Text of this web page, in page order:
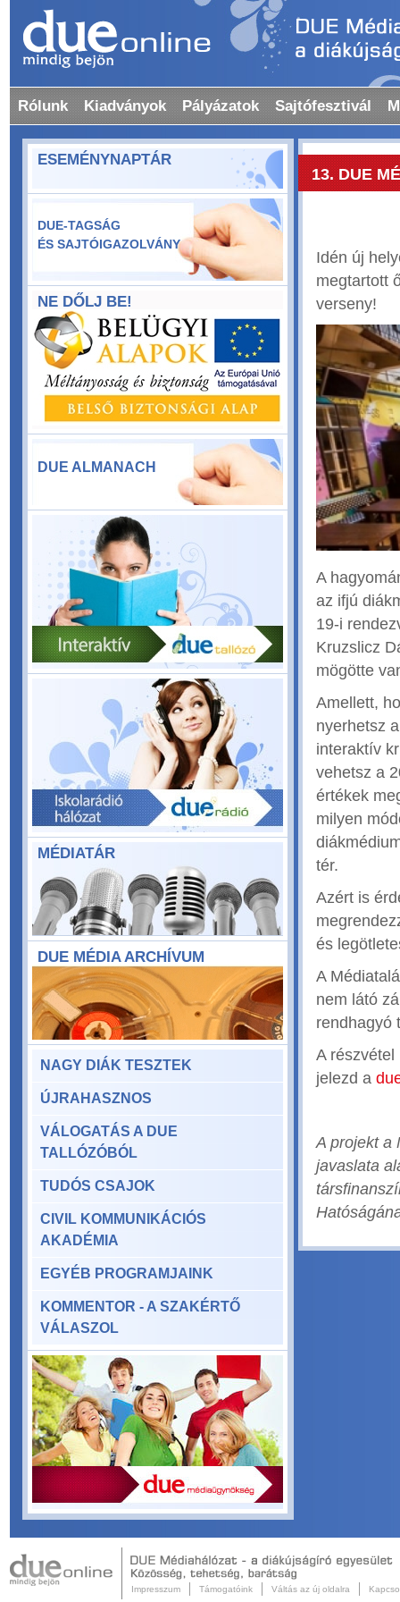
Rólunk Kiadványok Pályázatok Sajtófesztivál
ESEMÉNYNAPTÁR
DUE-TAGSÁG
ÉS SAJTÓIGAZOLVÁNY
NE DŐLJ BE!
DUE ALMANACH
MÉDIATÁR
DUE MÉDIA ARCHÍVUM
NAGY DIÁK TESZTEK
ÚJRAHASZNOS
VÁLOGATÁS A DUE
TALLÓZÓBÓL
TUDÓS CSAJOK
CIVIL KOMMUNIKÁCIÓS
AKADÉMIA
EGYÉB PROGRAMJAINK
KOMMENTOR - A SZAKÉRTŐ
VÁLASZOL
13. DUE
Idén új
megtartott
verseny!
A
az ifjú
19-i
Kruzslicz
mögötte
Amellett,
nyerhetsz
interaktív
vehetsz a
értékek
milyen
tér.
Azért is
és
A
nem látó
rendhagyó
A
jelezd a
A projekt a
javaslata
Impresszum Támogatóink Váltás az új oldalra